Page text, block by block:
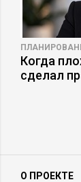
Когда
сделал
О ПРОЕКТЕ